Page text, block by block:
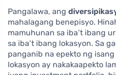
Pangalawa, ang
mahalagang benepisyo.
mamuhunan sa iba’t ibang
sa iba’t ibang lokasyon. Sa
panganib na epekto ng
lokasyon ay nakakaapekto